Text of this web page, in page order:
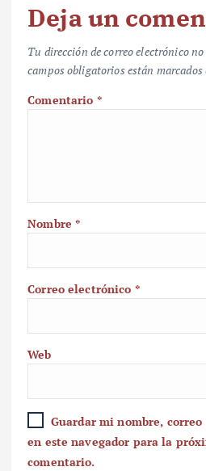
Deja un
Tu dirección de correo electrónico
campos obligatorios están marcados
Comentario *
Nombre*
Correo electrónico *
Web
Guardar mi nombre,
en este navegador para la
comentario.